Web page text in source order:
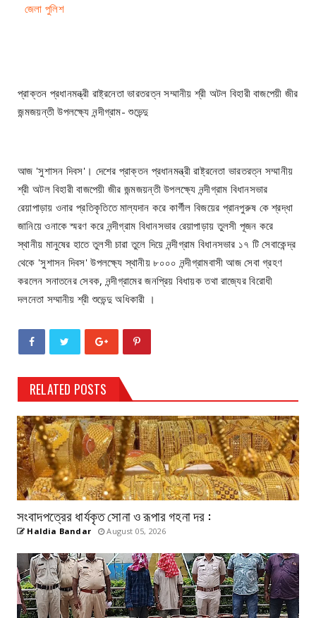
জেলা পুলিশ
প্রাক্তন প্রধানমন্ত্রী রাষ্ট্রনেতা ভারতরত্ন সম্মানীয় শ্রী অটল বিহারী বাজপেয়ী জীর
জন্মজয়ন্তী উপলক্ষ্যে নন্দীগ্রাম- শুভেন্দু
আজ 'সুশাসন দিবস'। দেশের প্রাক্তন প্রধানমন্ত্রী রাষ্ট্রনেতা ভারতরত্ন সম্মানীয়
শ্রী অটল বিহারী বাজপেয়ী জীর জন্মজয়ন্তী উপলক্ষ্যে নন্দীগ্রাম বিধানসভার
রেয়াপাড়ায় ওনার প্রতিকৃতিতে মাল্যদান করে কার্গীল বিজয়ের প্রানপুরুষ কে শ্রদ্ধা
জানিয়ে ওনাকে স্মরণ করে নন্দীগ্রাম বিধানসভার রেয়াপাড়ায় তুলসী পূজন করে
স্থানীয় মানুষের হাতে তুলসী চারা তুলে দিয়ে নন্দীগ্রাম বিধানসভার ১৭ টি সেবাকেন্দ্র
থেকে 'সুশাসন দিবস' উপলক্ষ্যে স্থানীয় ৮০০০ নন্দীগ্রামবাসী আজ সেবা গ্রহণ
করলেন সনাতনের সেবক, নন্দীগ্রামের জনপ্রিয় বিধায়ক তথা রাজ্যের বিরোধী
দলনেতা সম্মানীয় শ্রী শুভেন্দু অধিকারী ।
RELATED POSTS
সংবাদপত্রের ধার্যকৃত সোনা ও রূপার গহনা দর :
Haldia Bandar August 05, 2026